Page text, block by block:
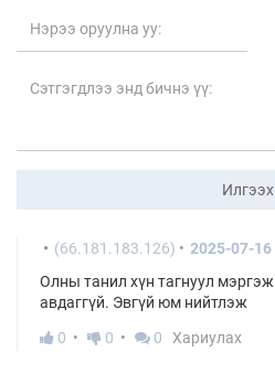
Илгээх
(66.181.183.126)
2025-07-16
Олны танил хүн тагнуул
авдаггүй. Эвгүй юм нийтлэж
0
0 0 Хариулах